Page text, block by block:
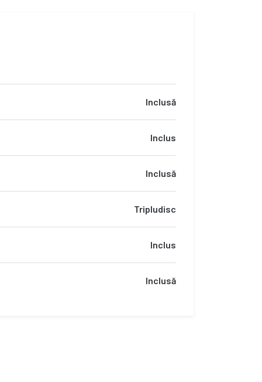
Inclusă
Inclus
Inclusă
Tripludisc
Inclus
Inclusă